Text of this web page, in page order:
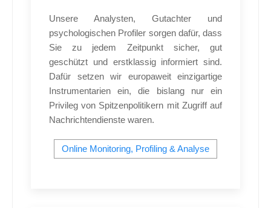
Unsere Analysten, Gutachter und
psychologischen Profiler sorgen dafür, dass
Sie zu jedem Zeitpunkt sicher, gut
geschützt und erstklassig informiert sind.
Dafür setzen wir europaweit einzigartige
Instrumentarien ein, die bislang nur ein
Privileg von Spitzenpolitikern mit Zugriff auf
Nachrichtendienste waren.
Online Monitoring, Profiling & Analyse